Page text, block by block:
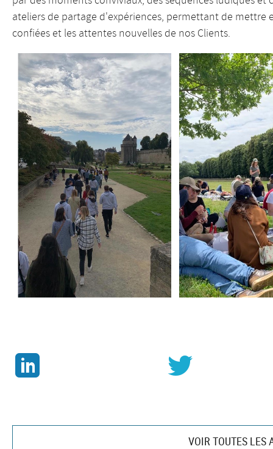
ateliers de partage d'expériences, permettant de mettre
confiées et les attentes nouvelles de nos Clients.
J v
VOIR TOUTES LES